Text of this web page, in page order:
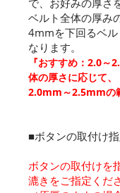
ベルト全体の厚み
4mmを下回るベ
なります。
『おすすめ：2.0～
体の厚さに応じて、
2.0mm～2.5mmの
■ボタンの取付け
ボタンの取付けを
漉きをご指定くだ